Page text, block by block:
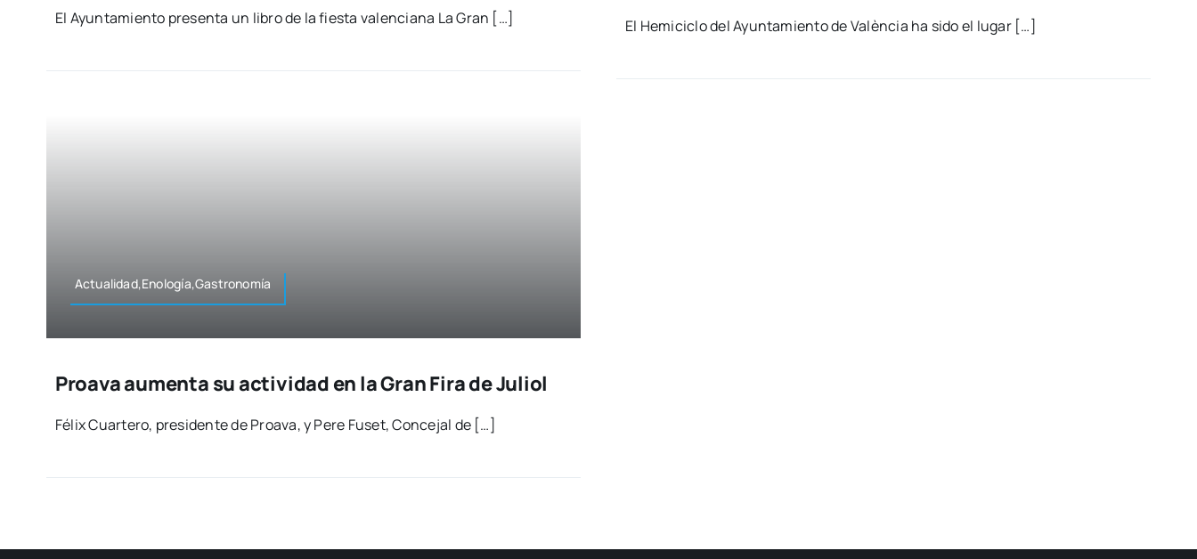
El Ayun­ta­mien­to pre­sen­ta un libro de la fies­ta valen­cia­na La Gran […] El Hemi­ci­clo del Ayun­ta­mien­to de Valèn­cia ha sido el lugar […]
Actualidad,Enología,Gastronomía
Proava aumenta su actividad en la Gran Fira de Juliol
Félix Cuar­te­ro, pre­si­den­te de Proava, y Pere Fuset, Con­ce­jal de […]